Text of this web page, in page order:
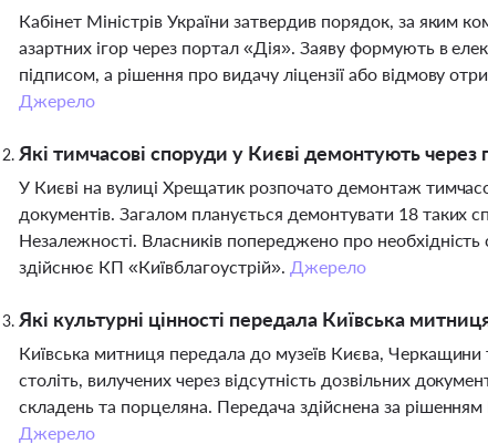
Кабінет Міністрів України затвердив порядок, за яким
азартних ігор через портал «Дія». Заяву формують в
підписом, а рішення про видачу ліцензії або відмову
Джерело
Які тимчасові споруди у Києві демонтують через
У Києві на вулиці Хрещатик розпочато демонтаж
документів. Загалом планується демонтувати 18
Незалежності. Власників попереджено про
здійснює КП «Київблагоустрій». Джерело
Які культурні цінності передала Київська
Київська митниця передала до музеїв Києва,
століть, вилучених через відсутність дозвільних
складень та порцеляна. Передача здійснена за
Джерело